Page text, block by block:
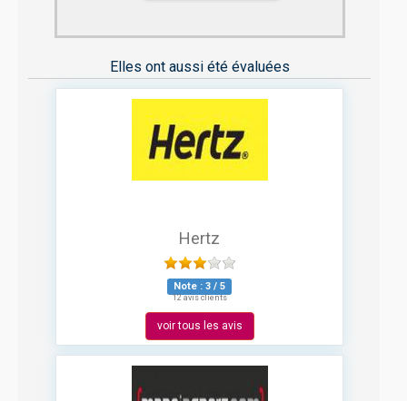
Elles ont aussi été évaluées
Hertz
Note : 3 / 5
12 avis clients
voir tous les avis